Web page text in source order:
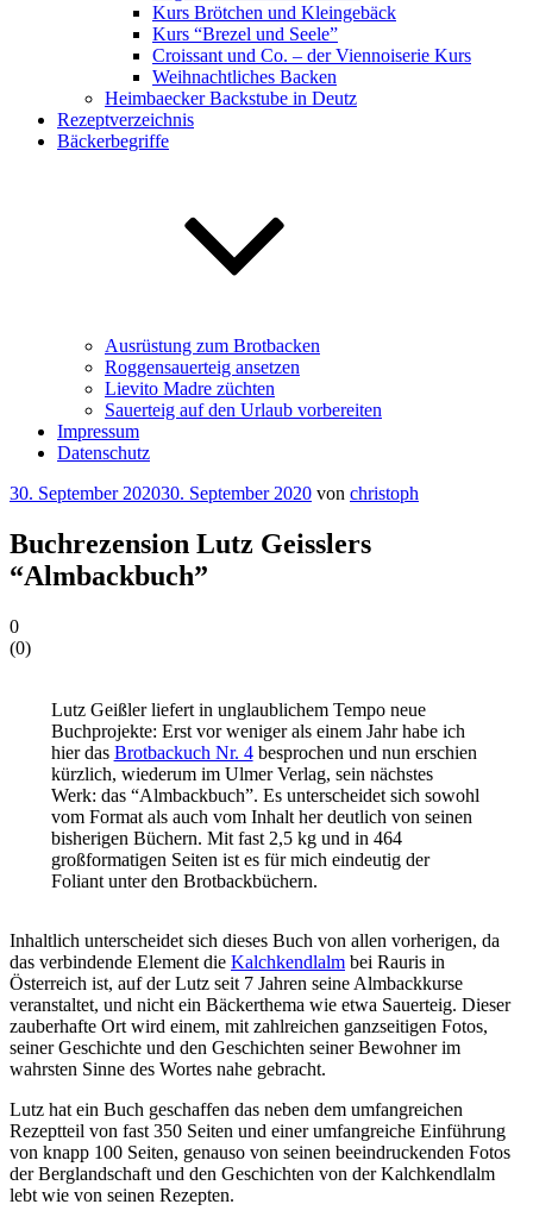
Kurs Brötchen und Kleingebäck
Kurs “Brezel und Seele”
Croissant und Co. – der Viennoiserie Kurs
Weihnachtliches Backen
Heimbaecker Backstube in Deutz
Rezeptverzeichnis
Bäckerbegriffe
Ausrüstung zum Brotbacken
Roggensauerteig ansetzen
Lievito Madre züchten
Sauerteig auf den Urlaub vorbereiten
Impressum
Datenschutz
Veröffentlicht
30. September 202030. September 2020 von christoph
Buchrezension Lutz Geisslers
“Almbackbuch”
0
(0)
Lutz Geißler liefert in unglaublichem Tempo neue
Buchprojekte: Erst vor weniger als einem Jahr habe ich
hier das Brotbackuch Nr. 4besprochen und nun erschien
kürzlich, wiederum im Ulmer Verlag, sein nächstes
Werk: das “Almbackbuch”. Es unterscheidet sich sowohl
vom Format als auch vom Inhalt her deutlich von seinen
bisherigen Büchern. Mit fast 2,5 kg und in 464
großformatigen Seiten ist es für mich eindeutig der
Foliant unter den Brotbackbüchern.
Inhaltlich unterscheidet sich dieses Buch von allen vorherigen, da
das verbindende Element die Kalchkendlalm bei Rauris in
Österreich ist, auf der Lutz seit 7 Jahren seine Almbackkurse
veranstaltet, und nicht ein Bäckerthema wie etwa Sauerteig. Dieser
zauberhafte Ort wird einem, mit zahlreichen ganzseitigen Fotos,
seiner Geschichte und den Geschichten seiner Bewohner im
wahrsten Sinne des Wortes nahe gebracht.
Lutz hat ein Buch geschaffen das neben dem umfangreichen
Rezeptteil von fast 350 Seiten und einer umfangreiche Einführung
von knapp 100 Seiten, genauso von seinen beeindruckenden Fotos
der Berglandschaft und den Geschichten von der Kalchkendlalm
lebt wie von seinen Rezepten.